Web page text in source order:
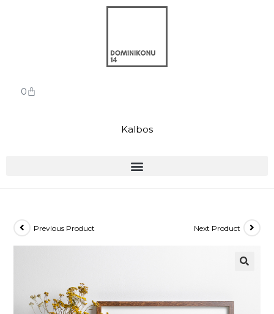
0
Kalbos
Previous Product Next Product